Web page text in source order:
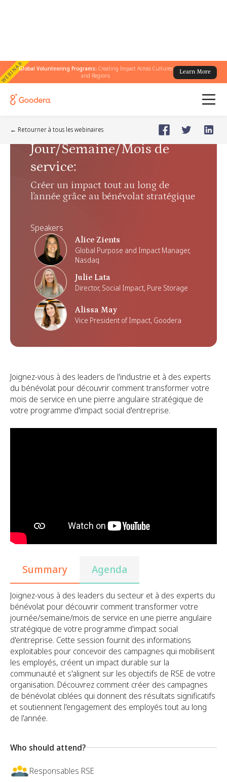
WEBINARGlobal Volunteering Programs: Creating Impact Across Cultures
and Regions
Learn More
← Retourner à tous les webinaires
🗓️Nov 12, 2025
Jour/Semaine/Mois de
service:
Créer un impact tout au long de
l'année grâce au bénévolat stratégique
Speakers
Alice Zients
Global Purpose and Impact Manager,
Nasdaq
Julie Lata
Director, Social Impact, Pure Storage
Alissa May
Vice President of Impact, Goodera
Joignez-vous à des leaders de l'industrie et à des experts
du bénévolat pour découvrir comment transformer votre
mois de service en une pierre angulaire stratégique de
votre programme d'impact social d'entreprise.
Summary Agenda
Joignez-vous à des leaders du secteur et à des experts du
bénévolat pour découvrir comment transformer votre
journée/semaine/mois de service en une pierre angulaire
stratégique de votre programme d'impact social
d'entreprise. Cette session fournit des informations
exploitables pour concevoir des campagnes qui mobilisent
les employés, créent un impact durable sur la
communauté et s'alignent sur les objectifs de RSE de votre
organisation. Découvrez comment créer des campagnes
de bénévolat ciblées qui donnent des résultats significatifs
et soutiennent l'engagement des employés tout au long
de l'année.
Who should attend?
Responsables RSE